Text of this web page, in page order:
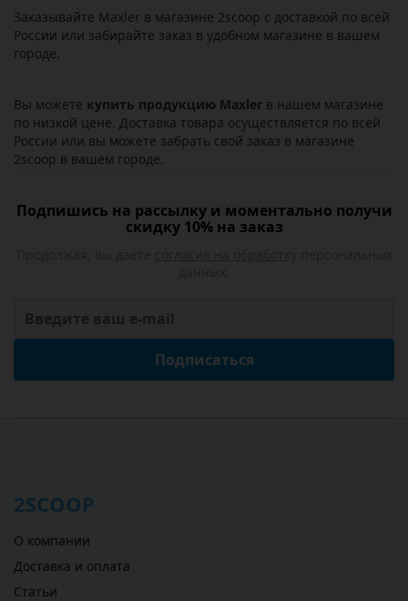
Заказывайте Maxler в магазине 2scoop с доставкой по всей
России или забирайте заказ в удобном магазине в вашем
городе.
Вы можете купить продукцию Maxler в нашем магазине
по низкой цене. Доставка товара осуществляется по всей
России или вы можете забрать свой заказ в магазине
2scoop в вашем городе.
Подпишись на рассылку и моментально получи
скидку 10% на заказ
Подписаться
2SCOOP
О компании
Доставка и оплата
Статьи